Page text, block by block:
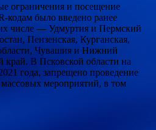
ограничения и посещение
кодам было введено ранее
числе — Удмуртия и Пермский
Пензенская, Курганская,
Чувашия и Нижний
край. В Псковской области на
года, запрещено проведение
мероприятий, в том